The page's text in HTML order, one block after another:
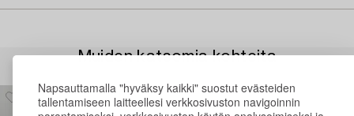
Napsauttamalla "hyväksy kaikki" suostut evästeiden
tallentamiseen laitteellesi verkkosivuston navigoinnin
Muiden katsomia kohteita